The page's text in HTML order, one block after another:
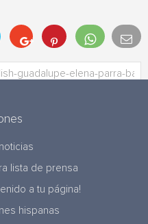
lista de prensa
a tu página!
hispanas